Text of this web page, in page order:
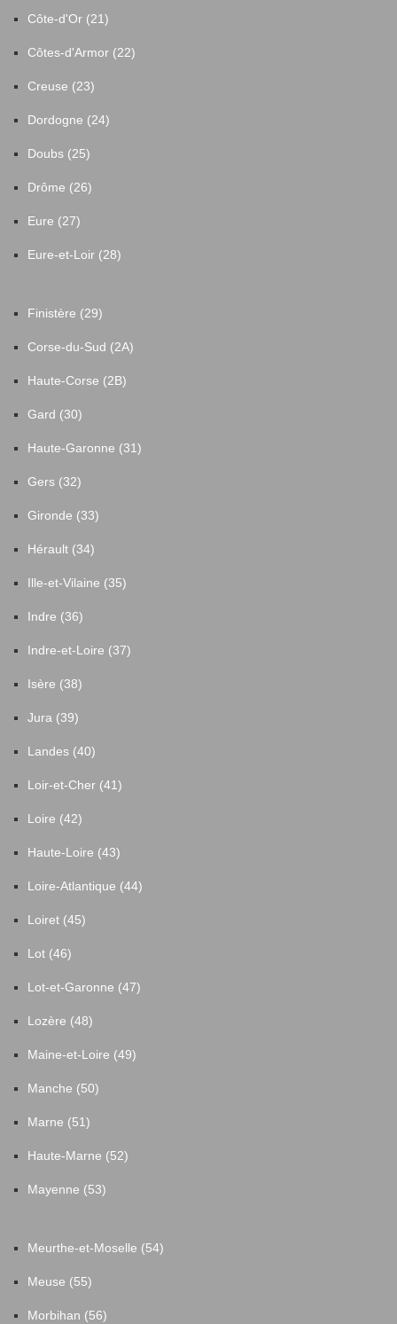
Côte-d'Or (21)
Côtes-d'Armor (22)
Creuse (23)
Dordogne (24)
Doubs (25)
Drôme (26)
Eure (27)
Eure-et-Loir (28)
Finistère (29)
Corse-du-Sud (2A)
Haute-Corse (2B)
Gard (30)
Haute-Garonne (31)
Gers (32)
Gironde (33)
Hérault (34)
Ille-et-Vilaine (35)
Indre (36)
Indre-et-Loire (37)
Isère (38)
Jura (39)
Landes (40)
Loir-et-Cher (41)
Loire (42)
Haute-Loire (43)
Loire-Atlantique (44)
Loiret (45)
Lot (46)
Lot-et-Garonne (47)
Lozère (48)
Maine-et-Loire (49)
Manche (50)
Marne (51)
Haute-Marne (52)
Mayenne (53)
Meurthe-et-Moselle (54)
Meuse (55)
Morbihan (56)